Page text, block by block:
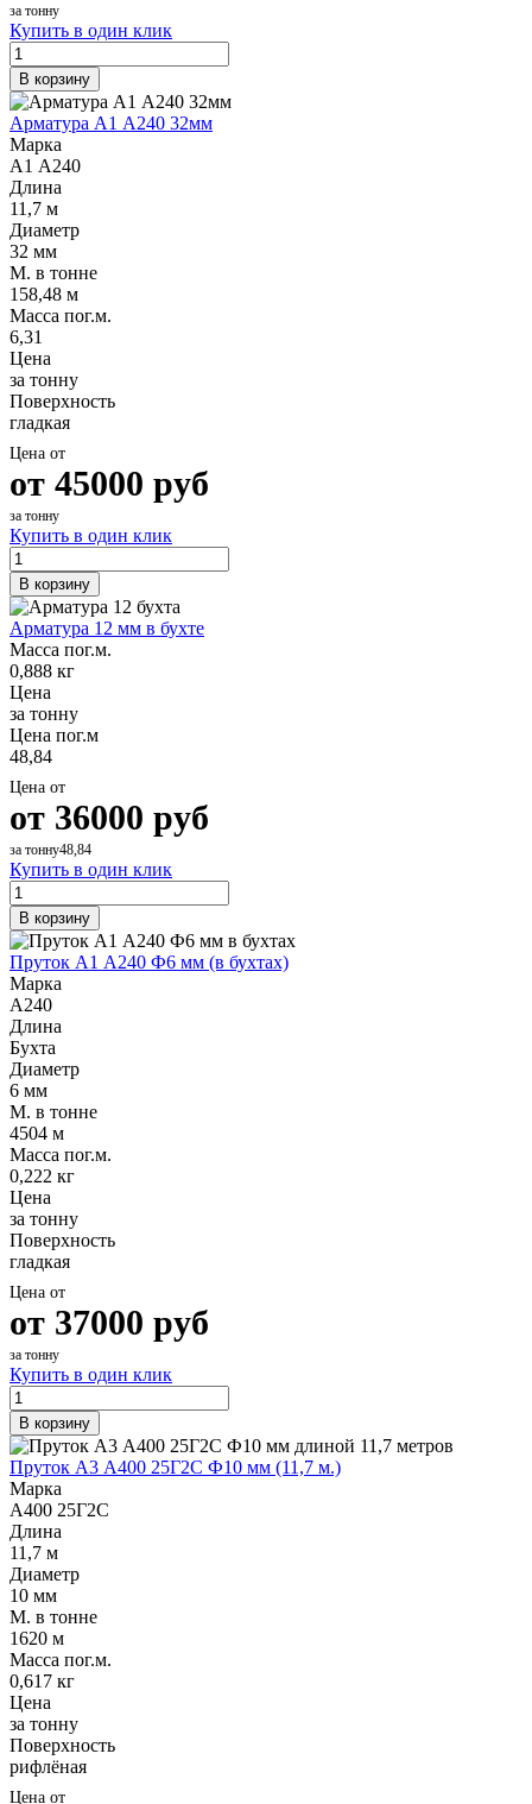
за тонну
Купить в один клик
В корзину
Арматура А1 А240 32мм
Марка
А1 А240
Длина
11,7 м
Диаметр
32 мм
М. в тонне
158,48 м
Масса пог.м.
6,31
Цена
за тонну
Поверхность
гладкая
Цена от
от 45000 руб
за тонну
Купить в один клик
В корзину
Арматура 12 мм в бухте
Масса пог.м.
0,888 кг
Цена
за тонну
Цена пог.м
48,84
Цена от
от 36000 руб
за тонну48,84
Купить в один клик
В корзину
Пруток А1 А240 Ф6 мм (в бухтах)
Марка
А240
Длина
Бухта
Диаметр
6 мм
М. в тонне
4504 м
Масса пог.м.
0,222 кг
Цена
за тонну
Поверхность
гладкая
Цена от
от 37000 руб
за тонну
Купить в один клик
В корзину
Пруток А3 А400 25Г2С Ф10 мм (11,7 м.)
Марка
А400 25Г2С
Длина
11,7 м
Диаметр
10 мм
М. в тонне
1620 м
Масса пог.м.
0,617 кг
Цена
за тонну
Поверхность
рифлёная
Цена от